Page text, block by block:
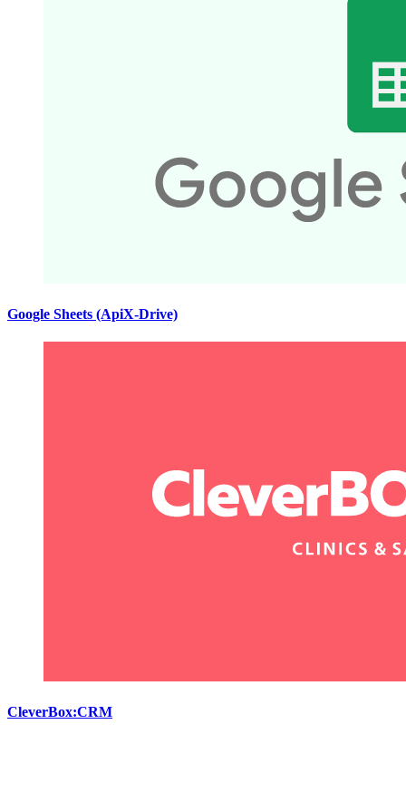
Google Sheets (ApiX-Drive)
CleverBox:CRM